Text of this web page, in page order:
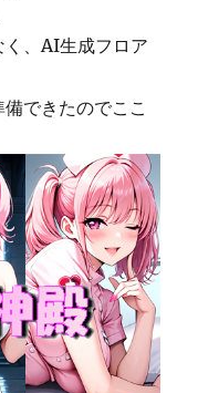
、AI生成フロア
できたのでここ